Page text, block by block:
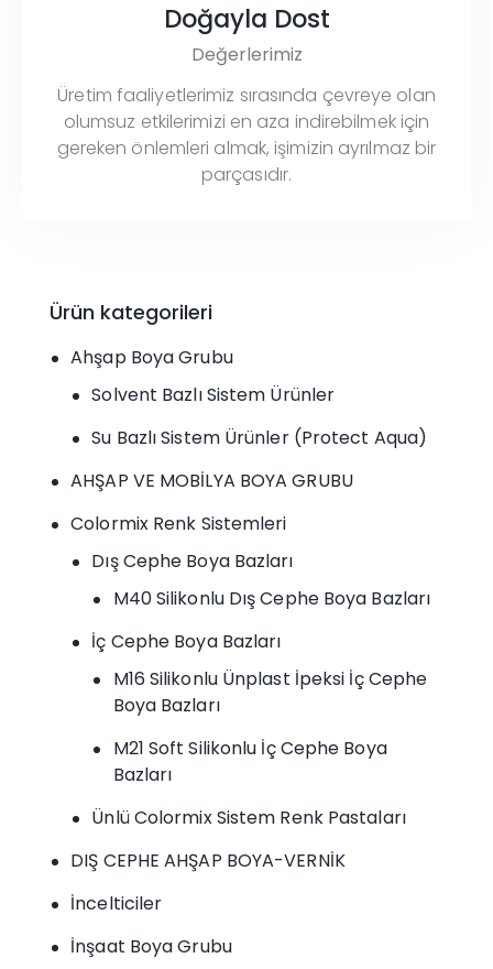
Doğayla Dost
Değerlerimiz
Üretim faaliyetlerimiz sırasında çevreye olan
olumsuz etkilerimizi en aza indirebilmek için
gereken önlemleri almak, işimizin ayrılmaz bir
parçasıdır.
Ürün kategorileri
Ahşap Boya Grubu
Solvent Bazlı Sistem Ürünler
Su Bazlı Sistem Ürünler (Protect Aqua)
AHŞAP VE MOBİLYA BOYA GRUBU
Colormix Renk Sistemleri
Dış Cephe Boya Bazları
M40 Silikonlu Dış Cephe Boya Bazları
İç Cephe Boya Bazları
M16 Silikonlu Ünplast İpeksi İç Cephe
Boya Bazları
M21 Soft Silikonlu İç Cephe Boya
Bazları
Ünlü Colormix Sistem Renk Pastaları
DIŞ CEPHE AHŞAP BOYA-VERNİK
İncelticiler
İnşaat Boya Grubu